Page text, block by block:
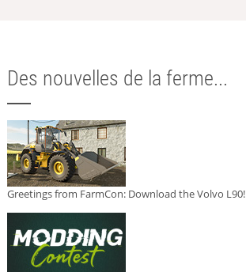
Des nouvelles de la ferme...
Greetings from FarmCon: Download the Volvo L90!